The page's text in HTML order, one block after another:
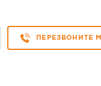
ПЕРЕЗВОНИТЕ